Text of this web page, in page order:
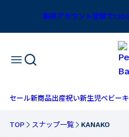
新規アカウント登録で
セール新商品出産祝い新生児ベビー
TOP スナップ一覧 KANAKO